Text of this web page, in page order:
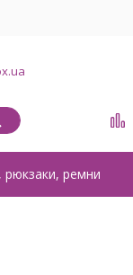
рюкзаки, ремни